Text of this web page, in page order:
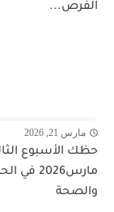
الفرص...
مارس 21, 2026
حظك الأسبوع
والصحة